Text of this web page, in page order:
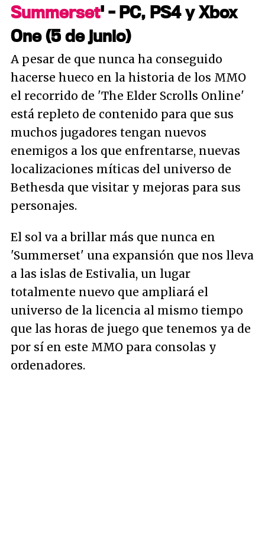
Summerset' - PC, PS4 y Xbox
One (5 de junio)
A pesar de que nunca ha conseguido
hacerse hueco en la historia de los MMO
el recorrido de 'The Elder Scrolls Online'
está repleto de contenido para que sus
muchos jugadores tengan nuevos
enemigos a los que enfrentarse, nuevas
localizaciones míticas del universo de
Bethesda que visitar y mejoras para sus
personajes.
El sol va a brillar más que nunca en
'Summerset' una expansión que nos lleva
a las islas de Estivalia, un lugar
totalmente nuevo que ampliará el
universo de la licencia al mismo tiempo
que las horas de juego que tenemos ya de
por sí en este MMO para consolas y
ordenadores.